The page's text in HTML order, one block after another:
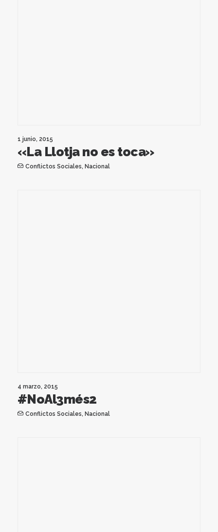
1 junio, 2015
«La Llotja no es toca»
Conflictos Sociales, Nacional
4 marzo, 2015
‪#‎NoAl3més2‬
Conflictos Sociales, Nacional